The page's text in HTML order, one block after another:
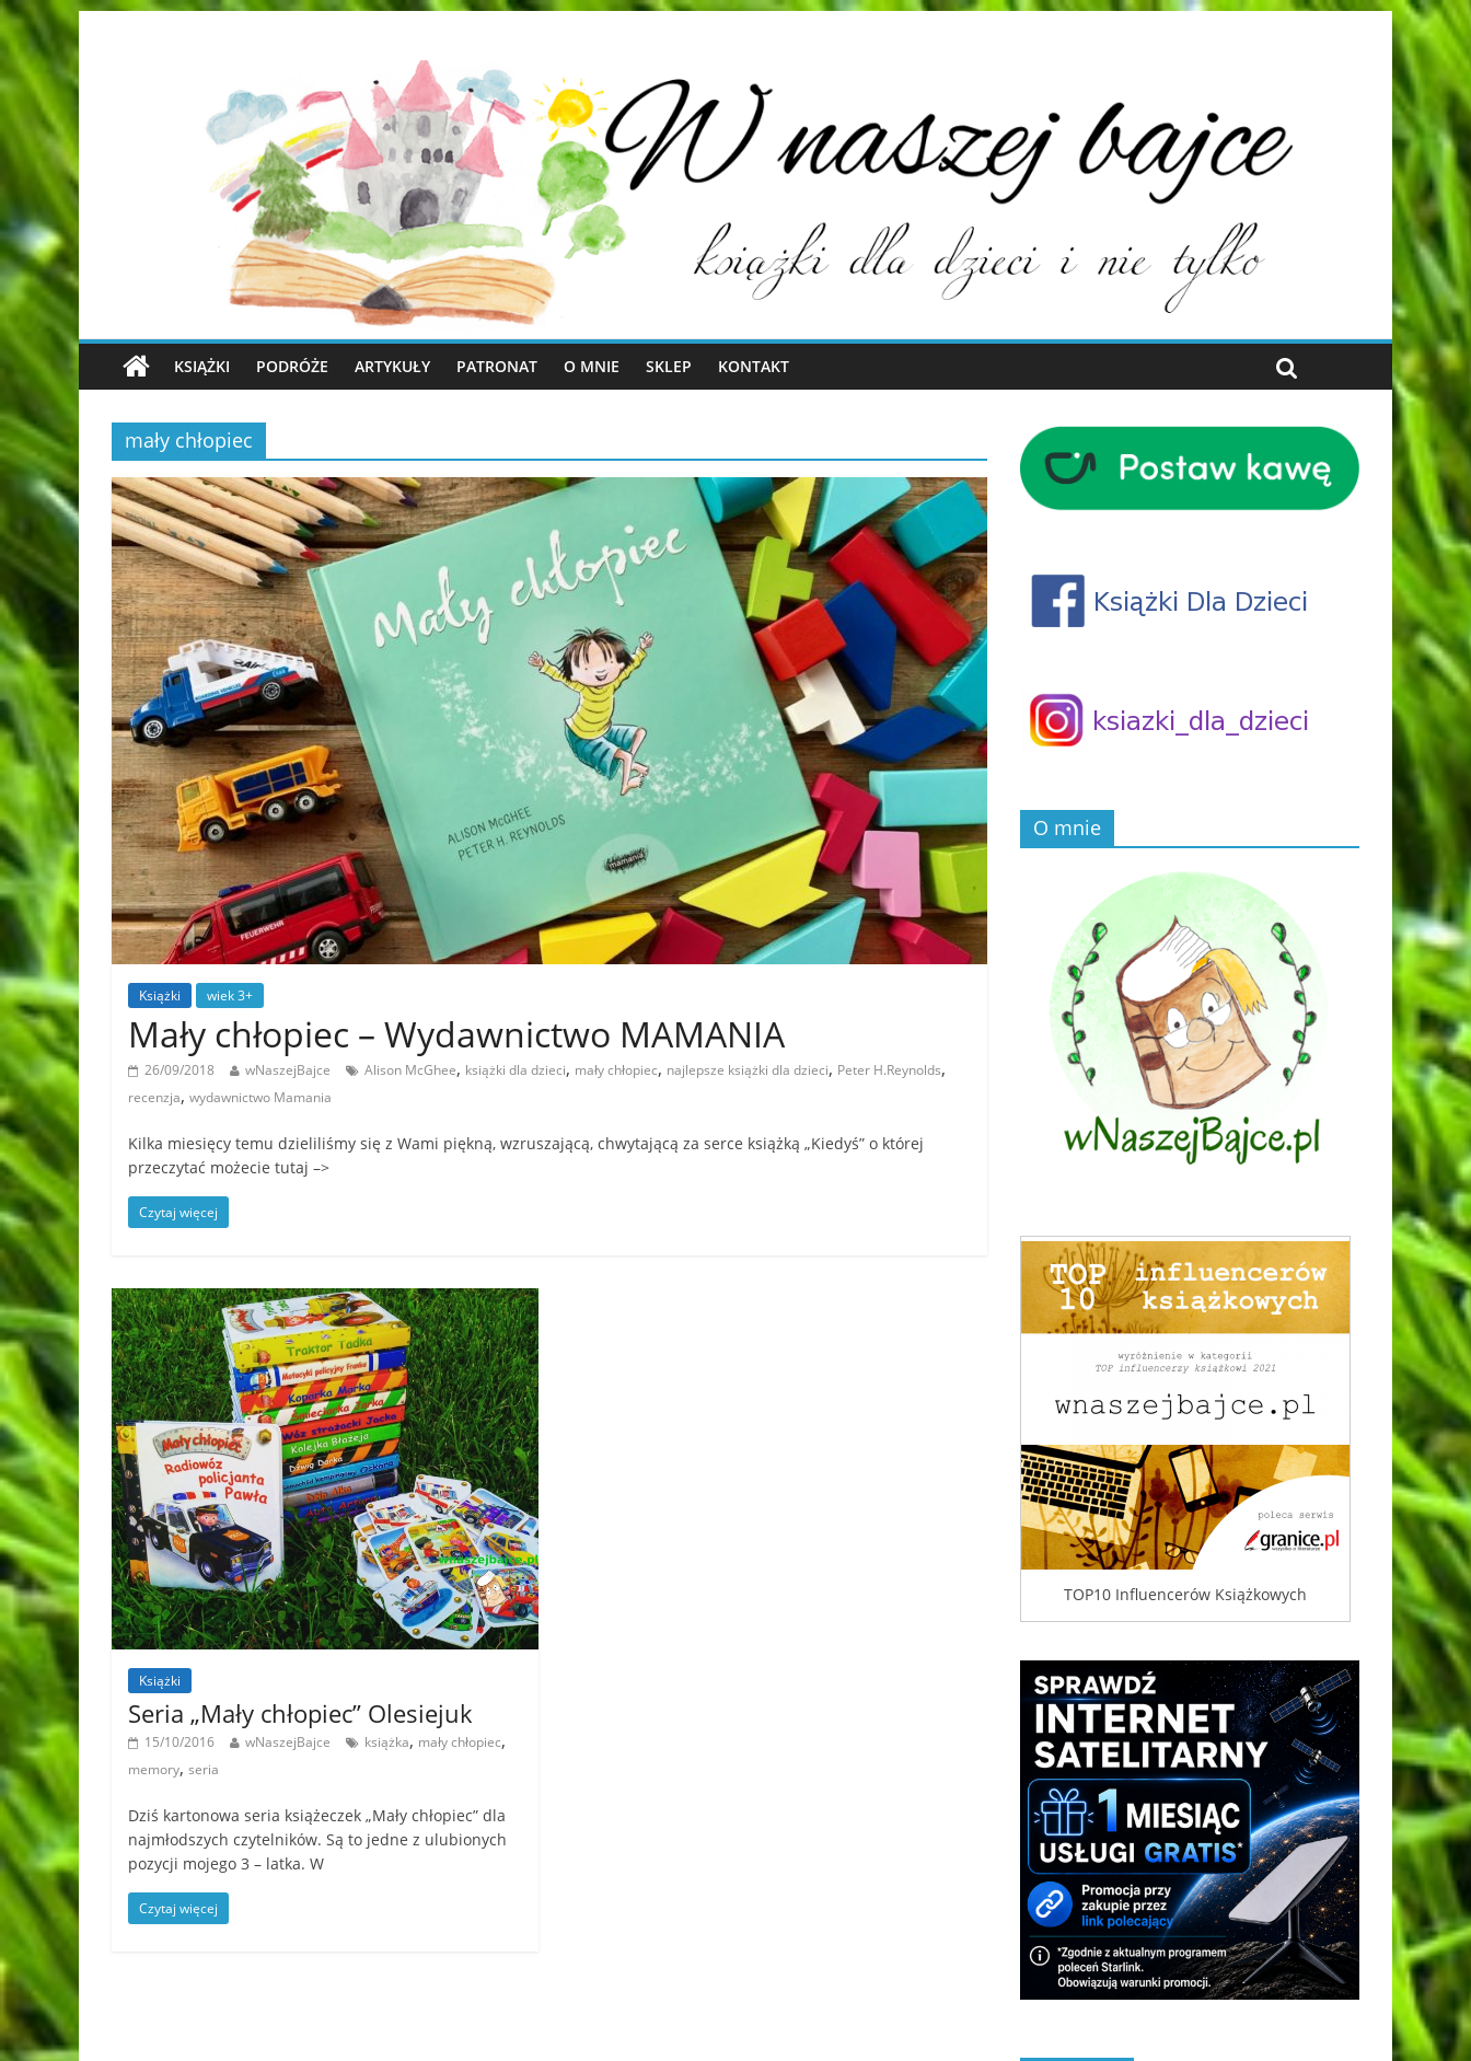
KSIĄŻKI PODRÓŻE ARTYKUŁY PATRONAT O MNIE SKLEP KONTAKT
mały chłopiec
Książki wiek 3+
Mały chłopiec – Wydawnictwo MAMANIA
26/09/2018 wNaszejBajce Alison McGhee, książki dla dzieci, mały chłopiec, najlepsze książki dla dzieci, Peter H.Reynolds,
recenzja, wydawnictwo Mamania
Kilka miesięcy temu dzieliliśmy się z Wami piękną, wzruszającą, chwytającą za serce książką „Kiedyś” o której
przeczytać możecie tutaj –>
Czytaj więcej
Książki
Seria „Mały chłopiec” Olesiejuk
15/10/2016 wNaszejBajce książka, mały chłopiec,
memory, seria
Dziś kartonowa seria książeczek „Mały chłopiec” dla
najmłodszych czytelników. Są to jedne z ulubionych
pozycji mojego 3 – latka. W
Czytaj więcej
O mnie
TOP10 Influencerów Książkowych